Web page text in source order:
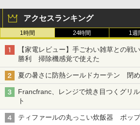
アクセスランキング
1時間 24時間 1週
【家電レビュー】手ごわい雑草との戦
勝利 掃除機感覚で使えた
夏の暑さに防熱シールドカーテン 閉
Francfranc、レンジで焼き目つくグリ
ト
ティファールの丸っこい炊飯器 ポッ